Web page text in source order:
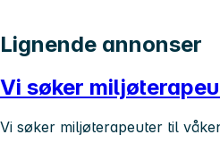
Lignende annonser
Vi søker
Vi søker miljøterapeuter til